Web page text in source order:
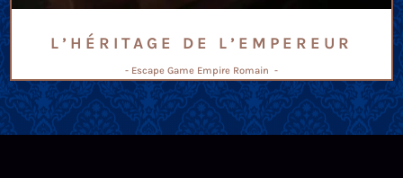
L’HÉRITAGE DE L’EMPEREUR
- Escape Game Empire Romain -